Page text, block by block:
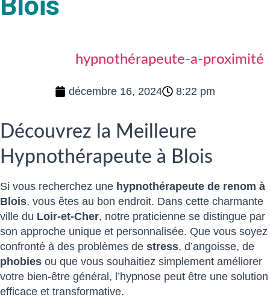
hypnothérapeute-a-proximité
décembre 16, 2024 8:22 pm
Découvrez la Meilleure
Hypnothérapeute à Blois
Si vous recherchez une hypnothérapeute de renom à
Blois, vous êtes au bon endroit. Dans cette charmante
ville du Loir-et-Cher, notre praticienne se distingue par
son approche unique et personnalisée. Que vous soyez
confronté à des problèmes de stress, d’angoisse, de
phobies ou que vous souhaitiez simplement améliorer
votre bien-être général, l’hypnose peut être une solution
efficace et transformative.